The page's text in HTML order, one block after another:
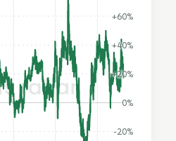
-20%
0%
+20%
+40%
+60%